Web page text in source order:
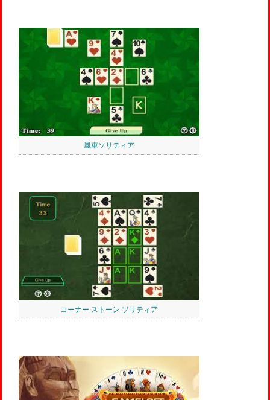
風車ソリティア
コーナー ストーン ソリティア